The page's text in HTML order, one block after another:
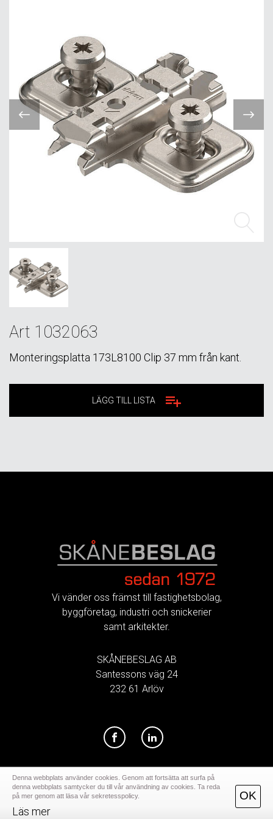
Art 1032063
Monteringsplatta 173L8100 Clip 37 mm från kant.
LÄGG TILL LISTA
Vi vänder oss främst till fastighetsbolag,
byggföretag, industri och snickerier
samt arkitekter.
SKÅNEBESLAG AB
Santessons väg 24
232 61 Arlöv
Denna webbplats använder cookies. Genom att fortsätta att surfa på
denna webbplats samtycker du till vår användning av cookies. Ta reda
på mer genom att läsa vår sekretesspolicy.
Läs mer
OK